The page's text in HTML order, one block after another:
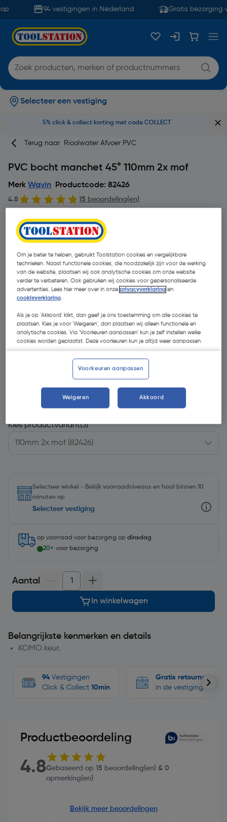
94 vestigingen in Nederland Gratis bezorging
Selecteer een vestiging
5% click & collect korting met code COLLECT
Terug naar Rioolwater Afvoer PVC
PVC bocht manchet 45° 110mm 2x mof
Merk Wavin Productcode: 82426
4.8 15 beoordeling(en)
€ 8,93 | Excl. btw € 7,38
Kies productvariant(3)
Selecteer winkel - Bekijk voorraadniveaus en haal binnen 10
minuten op
Selecteer vestiging
op voorraad voor bezorging op dinsdag
20+ voor bezorging
Aantal
In winkelwagen
Belangrijkste kenmerken en details
KOMO keur.
94 Vestigingen
Click & Collect 10min
Gratis retourneren
in de vestigingen
Productbeoordeling
4.8Gebaseerd op 15 beoordeling(en) & 0
opmerking(en)
Bekijk meer beoordelingen
Om je beter te helpen, gebruikt Toolstation cookies en vergelijkbare
technieken. Naast functionele cookies, die noodzakelijk zijn voor de werking
van de website, plaatsen wij ook analytische cookies om onze website
verder te verbeteren. Ook gebruiken wij cookies voor gepersonaliseerde
advertenties. Lees hier meer over in onzeprivacyverklaring en
cookieverklaring.
Als je op 'Akkoord' klikt, dan geef je ons toestemming om alle cookies te
plaatsen. Kies je voor 'Weigeren', dan plaatsen wij alleen functionele en
analytische cookies. Via 'Voorkeuren aanpassen' kun je zelf instellen welke
cookies worden geplaatst. Deze voorkeuren kun je altijd weer aanpassen.
Voorkeuren aanpassen
Weigeren Akkoord